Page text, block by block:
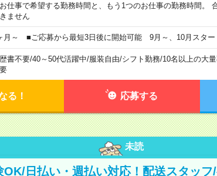
仕事で希望する勤務時間と、もう1つのお仕事の勤務時間。
ません
月～ ■ご応募から最短3日後に開始可能 9月～、10月スター
書不要/40～50代活躍中/服装自由/シフト勤務/10名以上の大
る！ 応募する
未読
日払い・週払い対応！配送スタッフ/